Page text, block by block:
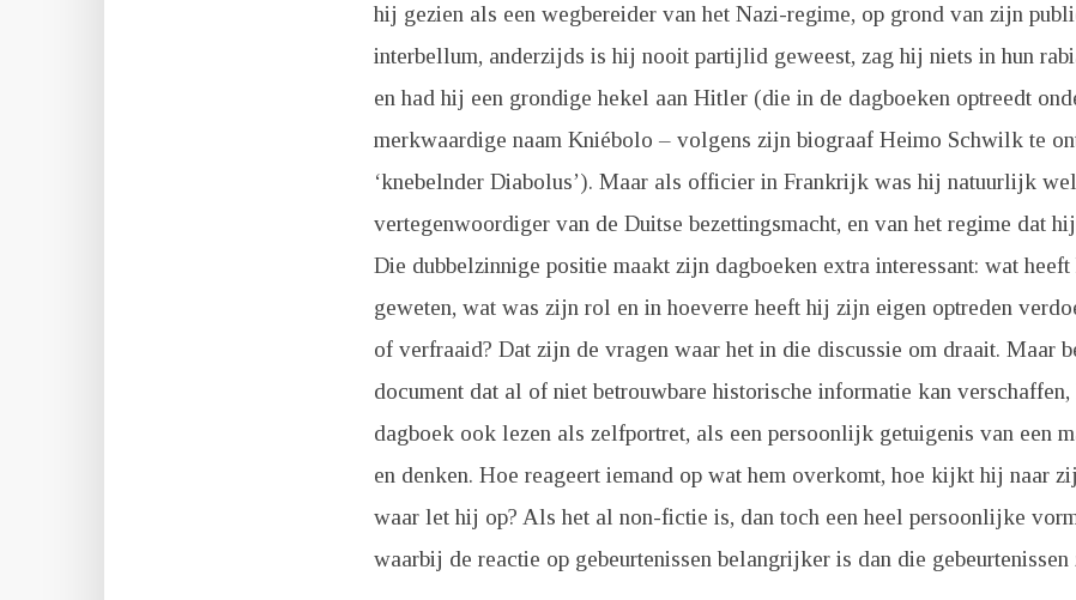
hij gezien als een wegbereider van het Nazi-regime, op grond van zijn
interbellum, anderzijds is hij nooit partijlid geweest, zag hij niets in hun
en had hij een grondige hekel aan Hitler (die in de dagboeken optreedt
merkwaardige naam Kniébolo – volgens zijn biograaf Heimo Schwilk te
‘knebelnder Diabolus’). Maar als officier in Frankrijk was hij natuurlijk
vertegenwoordiger van de Duitse bezettingsmacht, en van het regime dat
Die dubbelzinnige positie maakt zijn dagboeken extra interessant: wat
geweten, wat was zijn rol en in hoeverre heeft hij zijn eigen optreden
of verfraaid? Dat zijn de vragen waar het in die discussie om draait. Maar
document dat al of niet betrouwbare historische informatie kan verschaffen,
dagboek ook lezen als zelfportret, als een persoonlijk getuigenis van een
en denken. Hoe reageert iemand op wat hem overkomt, hoe kijkt hij naar
waar let hij op? Als het al non-fictie is, dan toch een heel persoonlijke
waarbij de reactie op gebeurtenissen belangrijker is dan die gebeurtenissen